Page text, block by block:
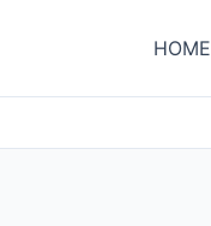
HOME